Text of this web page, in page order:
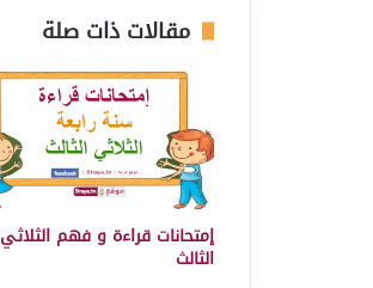
مقالات ذات صلة
إمتحانات قراءة و فهم الثلاثي
الثالث